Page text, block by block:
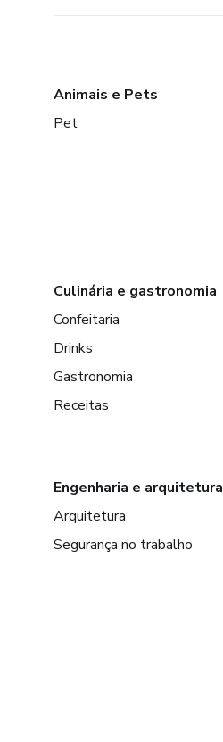
Animais e Pets
Pet
Culinária e gastronomia
Confeitaria
Drinks
Gastronomia
Receitas
Engenharia e arquitetura
Arquitetura
Segurança no trabalho